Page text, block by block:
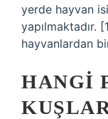
yerde hayvan
yapılmaktadır.
hayvanlardan
HANGI